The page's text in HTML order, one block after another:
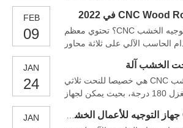
في مغزلها والتي يمكن أن تتأرجح
180 درجة اليسار واليمين. وهذا النوع 4 محور CNC جهاز
يمكن فقط تحقيق عملية الطائرة
FEB
09
ما هو 4 محور جهاز التوجيه الخشب CNC؟ تحتوي معظم
الحاسب الآلي على ثلاثة محاور
الذي يمكن أن يتحرك فيه الأدوات
محور دوران إضافي لتوفير أكثر
كفاءة وسرعة فورطيل
JAN
24
4 محور آلة نحت الخشب CNC هي خصيصا للنحت ثلاثي
الأبعاد. يمكن تدوير المغزل 180 درجة، بحيث يمكن لجهاز
8 قطع مغير أداة السيارات، استجابة سريعة،
JAN
أفضل 4 محور CNC جهاز التوجيه للأعمال الخشبية